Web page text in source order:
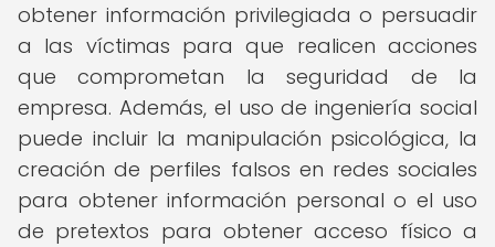
obtener información privilegiada o persuadir
a las víctimas para que realicen acciones
que comprometan la seguridad de la
empresa. Además, el uso de ingeniería social
puede incluir la manipulación psicológica, la
creación de perfiles falsos en redes sociales
para obtener información personal o el uso
de pretextos para obtener acceso físico a